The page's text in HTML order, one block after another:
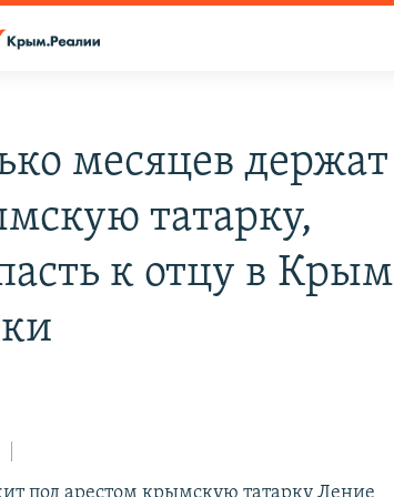
месяцев держат
татарку,
к отцу в Крым